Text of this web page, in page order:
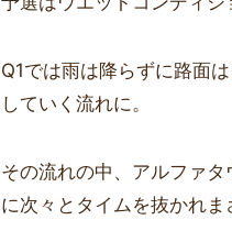
Q1では雨は降らずに路面
していく流れに。
その流れの中、アルファ
に次々とタイムを抜かれま